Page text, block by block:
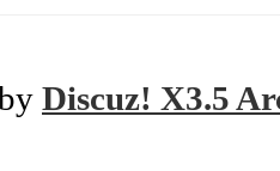
Discuz! X3.5